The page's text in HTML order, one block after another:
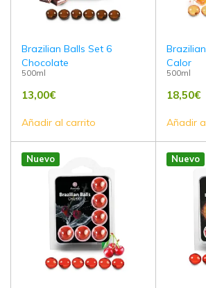
Brazilian Balls Set 6
Chocolate
500ml
13,00€
Añadir al carrito
Calor
500ml
18,50€
Añadir
Nuevo Nuevo